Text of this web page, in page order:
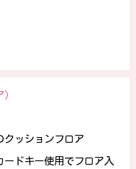
クッションフロア
ドキー使用でフロア入